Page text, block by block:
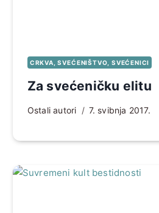
CRKVA, SVEĆENIŠTVO, SVEĆENICI
Za svećeničku elitu
Ostali autori 7. svibnja 2017.